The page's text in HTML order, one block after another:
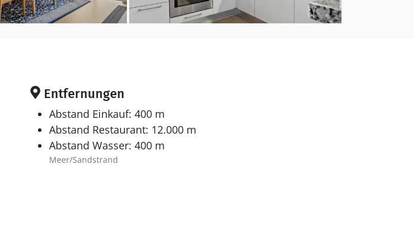
Entfernungen
Abstand Einkauf: 400 m
Abstand Restaurant: 12.000 m
Abstand Wasser: 400 m
Meer/Sandstrand